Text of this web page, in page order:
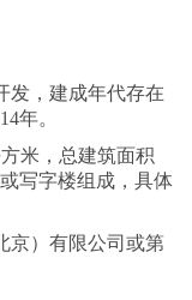
发，建成年代存在
年。
米，总建筑面积
写字楼组成，具体
京）有限公司或第